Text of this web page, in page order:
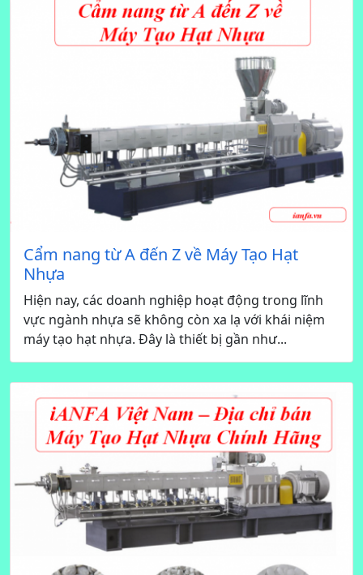
Cẩm nang từ A đến Z về Máy Tạo Hạt
Nhựa
Hiện nay, các doanh nghiệp hoạt động trong lĩnh
vực ngành nhựa sẽ không còn xa lạ với khái niệm
máy tạo hạt nhựa. Đây là thiết bị gần như...